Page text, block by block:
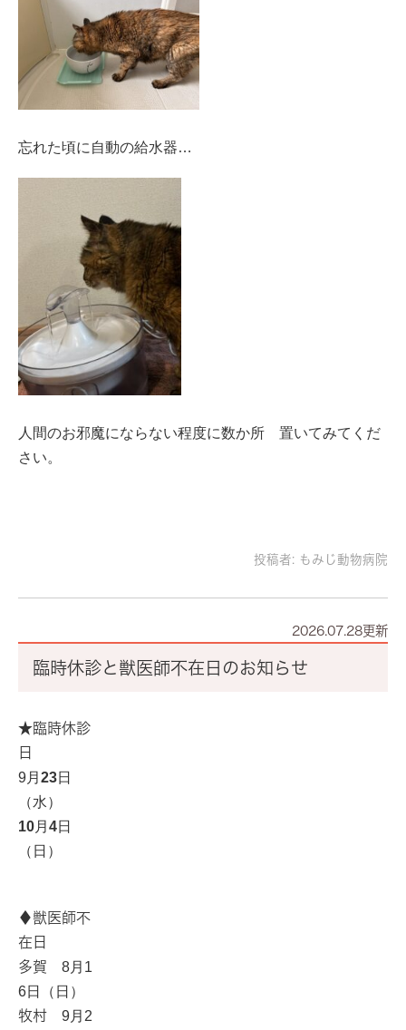
忘れた頃に自動の給水器…
人間のお邪魔にならない程度に数か所 置いてみてくだ
さい。
投稿者: もみじ動物病院
2026.07.28更新
臨時休診と獣医師不在日のお知らせ
★臨時休診
日
9月 23日
（水）
10月 4日
（日）
♦獣医師不
在日
多賀 8月1
6日（日）
牧村 9月2